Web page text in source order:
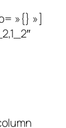
»{} »]